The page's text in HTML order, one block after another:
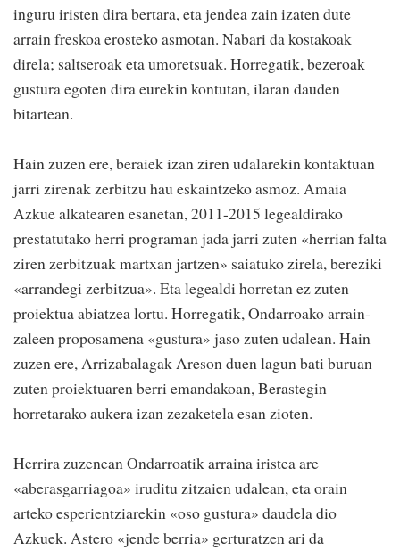
inguru iristen dira bertara, eta jendea zain izaten dute
arrain freskoa erosteko asmotan. Nabari da kostakoak
direla; saltseroak eta umoretsuak. Horregatik, bezeroak
gustura egoten dira eurekin kontutan, ilaran dauden
bitartean.
Hain zuzen ere, beraiek izan ziren udalarekin kontaktuan
jarri zirenak zerbitzu hau eskaintzeko asmoz. Amaia
Azkue alkatearen esanetan, 2011-2015 legealdirako
prestatutako herri programan jada jarri zuten «herrian falta
ziren zerbitzuak martxan jartzen» saiatuko zirela, bereziki
«arrandegi zerbitzua». Eta legealdi horretan ez zuten
proiektua abiatzea lortu. Horregatik, Ondarroako arrain-
zaleen proposamena «gustura» jaso zuten udalean. Hain
zuzen ere, Arrizabalagak Areson duen lagun bati buruan
zuten proiektuaren berri emandakoan, Berastegin
horretarako aukera izan zezaketela esan zioten.
Herrira zuzenean Ondarroatik arraina iristea are
«aberasgarriagoa» iruditu zitzaien udalean, eta orain
arteko esperientziarekin «oso gustura» daudela dio
Azkuek. Astero «jende berria» gerturatzen ari da